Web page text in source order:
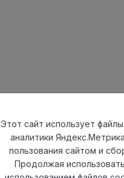
Этот сайт использует
аналитики
пользования сайтом и
Продолжая